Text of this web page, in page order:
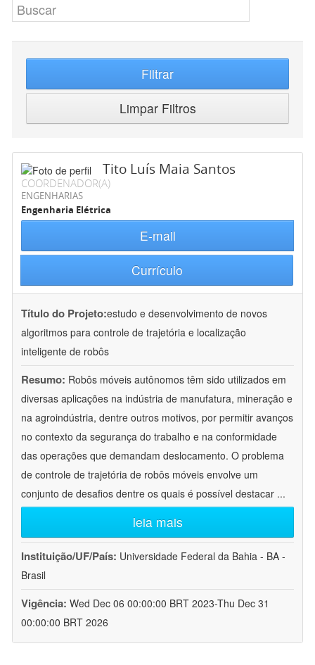
Filtrar
Limpar Filtros
Tito Luís Maia Santos
COORDENADOR(A)
ENGENHARIAS
Engenharia Elétrica
E-mail
Currículo
Título do Projeto:estudo e desenvolvimento de novos
algoritmos para controle de trajetória e localização
inteligente de robôs
Resumo: Robôs móveis autônomos têm sido utilizados em
diversas aplicações na indústria de manufatura, mineração e
na agroindústria, dentre outros motivos, por permitir avanços
no contexto da segurança do trabalho e na conformidade
das operações que demandam deslocamento. O problema
de controle de trajetória de robôs móveis envolve um
conjunto de desafios dentre os quais é possível destacar ...
leia mais
Instituição/UF/País: Universidade Federal da Bahia - BA -
Brasil
Vigência: Wed Dec 06 00:00:00 BRT 2023-Thu Dec 31
00:00:00 BRT 2026